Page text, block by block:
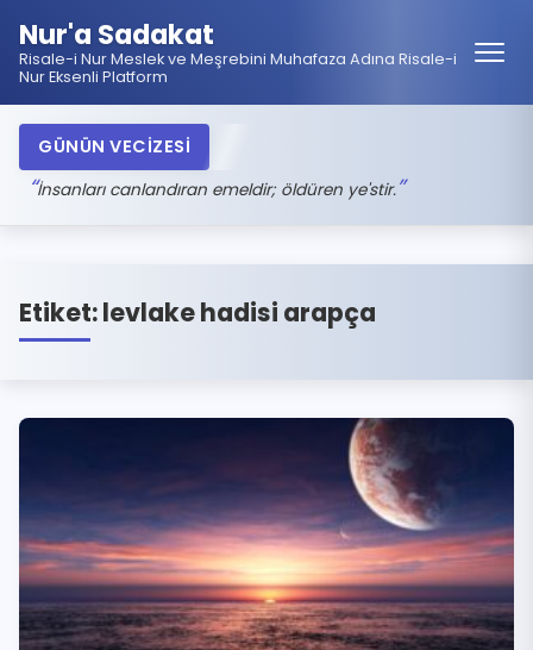
Nur'a Sadakat
Risale-i Nur Meslek ve Meşrebini Muhafaza Adına Risale-i
Nur Eksenli Platform
GÜNÜN VECİZESİ
İnsanları canlandıran emeldir; öldüren ye'stir.
Etiket:levlake hadisi arapça